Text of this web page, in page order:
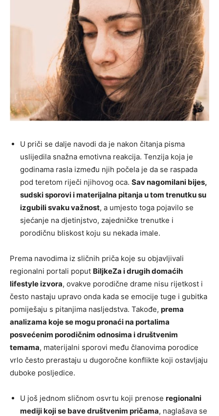
U priči se dalje navodi da je nakon čitanja pisma
uslijedila snažna emotivna reakcija. Tenzija koja je
godinama rasla između njih počela je da se raspada
pod teretom riječi njihovog oca. Sav nagomilani bijes,
sudski sporovi i materijalna pitanja u tom trenutku su
izgubili svaku važnost, a umjesto toga pojavilo se
sjećanje na djetinjstvo, zajedničke trenutke i
porodičnu bliskost koju su nekada imale.
Prema navodima iz sličnih priča koje su objavljivali
regionalni portali poput BiljkeZa i drugih domaćih
lifestyle izvora, ovakve porodične drame nisu rijetkost i
često nastaju upravo onda kada se emocije tuge i gubitka
pomiješaju s pitanjima nasljedstva. Takođe, prema
analizama koje se mogu pronaći na portalima
posvećenim porodičnim odnosima i društvenim
temama, materijalni sporovi među članovima porodice
vrlo često prerastaju u dugoročne konflikte koji ostavljaju
duboke posljedice.
U još jednom sličnom osvrtu koji prenose regionalni
mediji koji se bave društvenim pričama, naglašava se